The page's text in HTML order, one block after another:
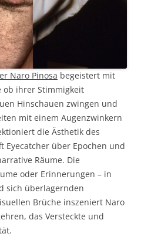
Naro Pinosa begeistert mit
ob ihrer Stimmigkeit
Hinschauen zwingen und
mit einem Augenzwinkern
die Ästhetik des
Eyecatcher über Epochen und
Räume. Die
oder Erinnerungen – in
sich überlagernden
Brüche inszeniert Naro
das Versteckte und